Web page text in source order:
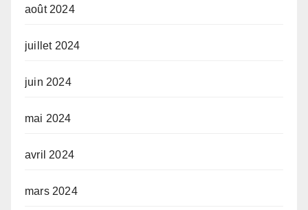
août 2024
juillet 2024
juin 2024
mai 2024
avril 2024
mars 2024